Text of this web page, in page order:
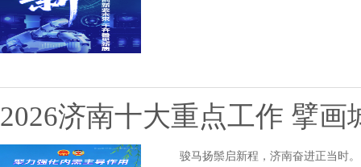
2026济南十大重点工作 擘画
骏马扬鬃启新程，济南奋进正当时